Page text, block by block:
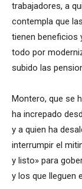
trabajadores, a
contempla que
tienen beneficios
todo por
subido las
Montero, que se
ha increpado
y a quien ha
interrumpir el
y listo» para
y los que lleguen